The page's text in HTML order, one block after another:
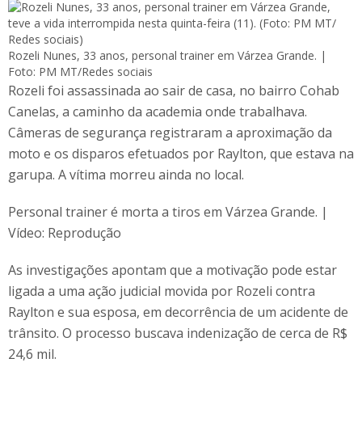
Rozeli Nunes, 33 anos, personal trainer em Várzea Grande. |
Foto: PM MT/Redes sociais
Rozeli foi assassinada ao sair de casa, no bairro Cohab
Canelas, a caminho da academia onde trabalhava.
Câmeras de segurança registraram a aproximação da
moto e os disparos efetuados por Raylton, que estava na
garupa. A vítima morreu ainda no local.
Personal trainer é morta a tiros em Várzea Grande. |
Vídeo: Reprodução
As investigações apontam que a motivação pode estar
ligada a uma ação judicial movida por Rozeli contra
Raylton e sua esposa, em decorrência de um acidente de
trânsito. O processo buscava indenização de cerca de R$
24,6 mil.